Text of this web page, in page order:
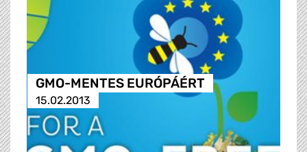
GMO-MENTES EURÓPÁÉRT
15.02.2013